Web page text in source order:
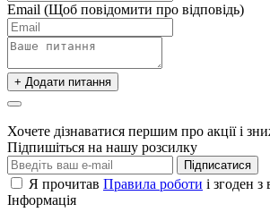
Email (Щоб повідомити про відповідь)
+ Додати питання
Хочете дізнаватися першим про акції і
Підпишіться на нашу розсилку
Підписатися
Я прочитав Правила роботи і згоден
Інформація